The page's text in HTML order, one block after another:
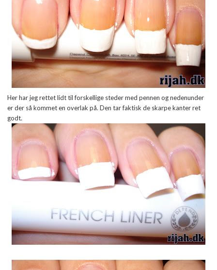
Her har jeg rettet lidt til forskellige steder med pennen og nedenunder
er der så kommet en overlak på. Den tar faktisk de skarpe kanter ret
godt.